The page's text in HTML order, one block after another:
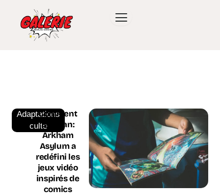
Adaptations
culte
Comment
Batman:
Arkham
Asylum a
redéfini les
jeux vidéo
inspirés de
comics